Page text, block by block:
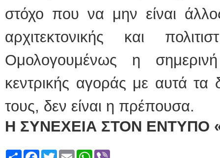
στόχο που να μην είναι
αρχιτεκτονικής και
Ομολογουμένως η
κεντρικής αγοράς με αυτά τα
τους, δεν είναι η πρέπουσα.
Η ΣΥΝΕΧΕΙΑ ΣΤΟΝ ΕΝΤΥΠΟ
ShareFacebook
TwitterEmailWhatsApp